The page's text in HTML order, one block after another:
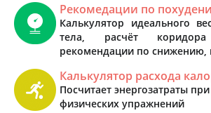
Рекомедации по
Калькулятор идеального
тела, расчёт коридора
рекомендации по снижению,
Калькулятор расхода
Посчитает энергозатраты
физических упражнений